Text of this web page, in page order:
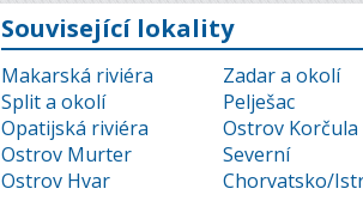
Související lokality
Makarská riviéra
Split a okolí
Opatijská riviéra
Ostrov Murter
Ostrov Hvar
Zadar a okolí
Pelješac
Ostrov Korčula
Severní
Chorvatsko/